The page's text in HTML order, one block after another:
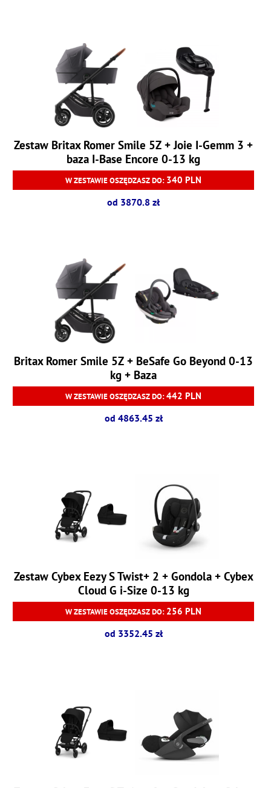
Zestaw Britax Romer Smile 5Z + Joie I-Gemm 3 +
baza I-Base Encore 0-13 kg
W ZESTAWIE OSZĘDZASZ DO: 340 PLN
od 3870.8 zł
Britax Romer Smile 5Z + BeSafe Go Beyond 0-13
kg + Baza
W ZESTAWIE OSZĘDZASZ DO:442 PLN
od 4863.45 zł
Zestaw Cybex Eezy S Twist+ 2 + Gondola + Cybex
Cloud G i-Size 0-13 kg
W ZESTAWIE OSZĘDZASZ DO: 256 PLN
od 3352.45 zł